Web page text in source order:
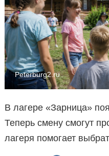
Peterburg2.ru
В лагере «Зарница»
Теперь смену смогут
лагеря помогает